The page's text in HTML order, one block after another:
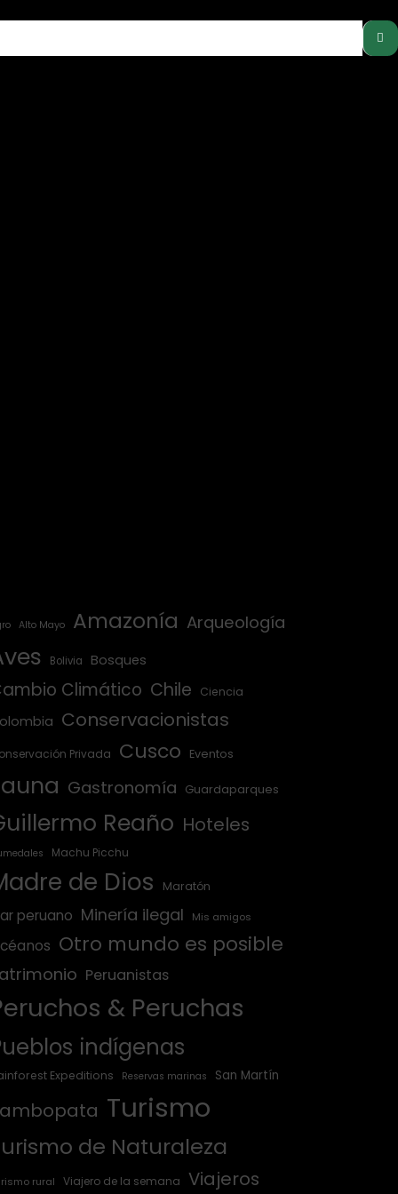
Alto Mayo Amazonía Arqueología
Bolivia Bosques
Climático Chile Ciencia
Conservacionistas
Privada Cusco Eventos
Gastronomía Guardaparques
Reaño Hoteles
Machu Picchu
de Dios Maratón
peruano Minería ilegal Mis amigos
Otro mundo es posible
Peruanistas
& Peruchas
indígenas
Expeditions Reservas marinas San Martín
Turismo
de Naturaleza
rural Viajero de la semana Viajeros